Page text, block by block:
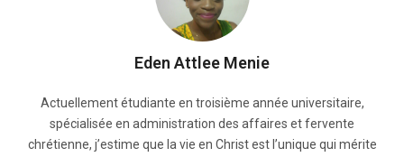
Eden Attlee Menie
Actuellement étudiante en troisième année universitaire,
spécialisée en administration des affaires et fervente
chrétienne, j’estime que la vie en Christ est l’unique qui mérite